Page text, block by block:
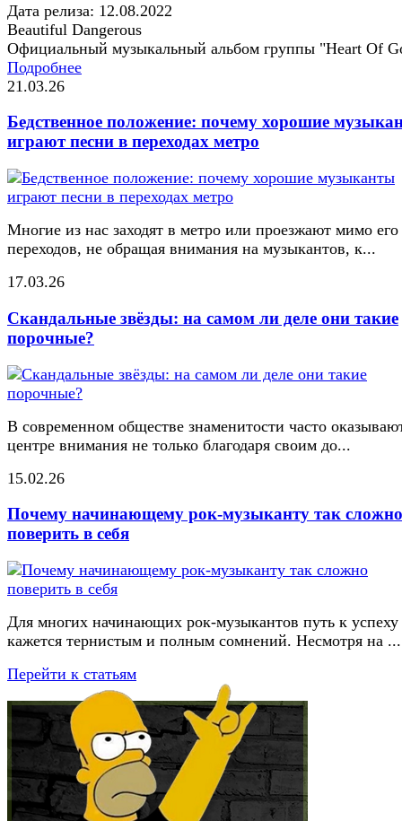
Дата релиза: 12.08.2022
Beautiful Dangerous
Официальный музыкальный альбом группы "Heart Of
Подробнее
21.03.26
Бедственное положение: почему хорошие
играют песни в переходах метро
Многие из нас заходят в метро или проезжают мимо его
переходов, не обращая внимания на музыкантов, к...
17.03.26
Скандальные звёзды: на самом ли деле они такие
порочные?
В современном обществе знаменитости часто
центре внимания не только благодаря своим до...
15.02.26
Почему начинающему рок-музыканту так сложно
поверить в себя
Для многих начинающих рок-музыкантов путь к успеху
кажется тернистым и полным сомнений. Несмотря на ...
Перейти к статьям